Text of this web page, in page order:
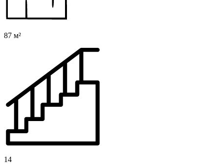
87 м²
14